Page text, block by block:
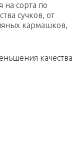
на сорта по
сучков, от
кармашков,
качества